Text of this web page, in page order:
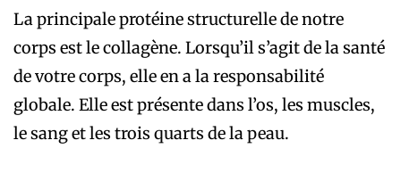
La principale protéine structurelle de notre
corps est le collagène. Lorsqu’il s’agit de la santé
de votre corps, elle en a la responsabilité
globale. Elle est présente dans l’os, les muscles,
le sang et les trois quarts de la peau.